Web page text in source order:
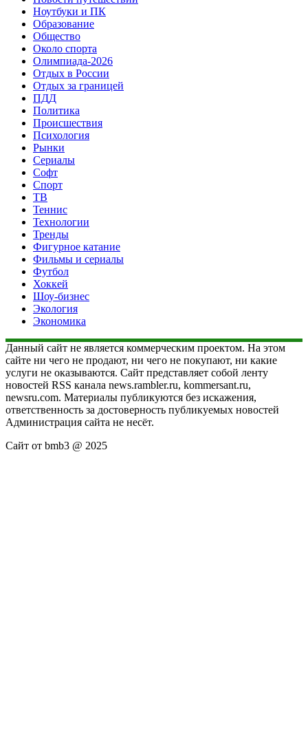
Ноутбуки и ПК
Образование
Общество
Около спорта
Олимпиада-2026
Отдых в России
Отдых за границей
ПДД
Политика
Происшествия
Психология
Рынки
Сериалы
Софт
Спорт
ТВ
Теннис
Технологии
Тренды
Фигурное катание
Фильмы и сериалы
Футбол
Хоккей
Шоу-бизнес
Экология
Экономика
Данный сайт не является коммерческим проектом. На этом
сайте ни чего не продают, ни чего не покупают, ни какие
услуги не оказываются. Сайт представляет собой ленту
новостей RSS канала news.rambler.ru, kommersant.ru,
newsru.com. Материалы публикуются без искажения,
ответственность за достоверность публикуемых новостей
Администрация сайта не несёт.
Сайт от bmb3 @ 2025